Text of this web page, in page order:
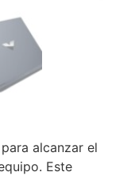
alcanzar el
Este